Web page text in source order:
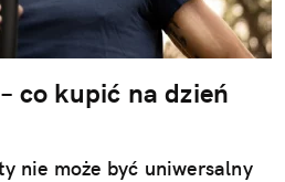
co kupić na dzień
nie może być uniwersalny